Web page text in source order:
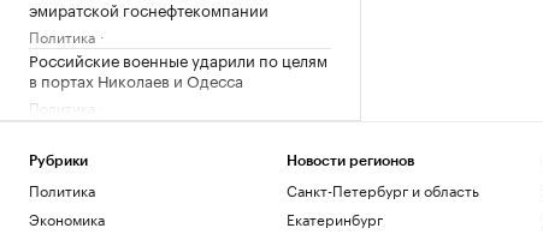
эмиратской госнефтекомпании
Политика
Российские военные ударили по целям
в портах Николаев и Одесса
Политика
беспилотник украинским
Что нового построят на Ходынском
поле
Рубрики
Политика
Экономика
Новости регионов
Санкт-Петербург и область
Екатеринбург